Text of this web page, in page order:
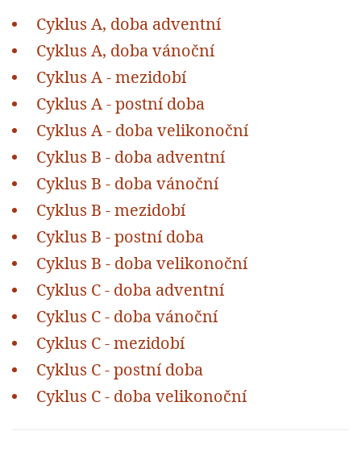
Cyklus A, doba adventní
Cyklus A, doba vánoční
Cyklus A - mezidobí
Cyklus A - postní doba
Cyklus A - doba velikonoční
Cyklus B - doba adventní
Cyklus B - doba vánoční
Cyklus B - mezidobí
Cyklus B - postní doba
Cyklus B - doba velikonoční
Cyklus C - doba adventní
Cyklus C - doba vánoční
Cyklus C - mezidobí
Cyklus C - postní doba
Cyklus C - doba velikonoční